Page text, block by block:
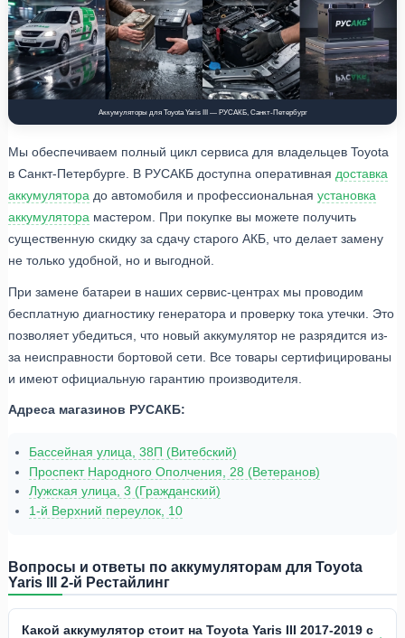
Аккумуляторы для Toyota Yaris III — РУСАКБ, Санкт-Петербург
Мы обеспечиваем полный цикл сервиса для владельцев Toyota
в Санкт-Петербурге. В РУСАКБ доступна оперативная доставка
аккумулятора до автомобиля и профессиональная установка
аккумулятора мастером. При покупке вы можете получить
существенную скидку за сдачу старого АКБ, что делает замену
не только удобной, но и выгодной.
При замене батареи в наших сервис-центрах мы проводим
бесплатную диагностику генератора и проверку тока утечки. Это
позволяет убедиться, что новый аккумулятор не разрядится из-
за неисправности бортовой сети. Все товары сертифицированы
и имеют официальную гарантию производителя.
Адреса магазинов РУСАКБ:
Бассейная улица, 38П (Витебский)
Проспект Народного Ополчения, 28 (Ветеранов)
Лужская улица, 3 (Гражданский)
1-й Верхний переулок, 10
Вопросы и ответы по аккумуляторам для Toyota
Yaris III 2-й Рестайлинг
Какой аккумулятор стоит на Toyota Yaris III 2017-2019 с